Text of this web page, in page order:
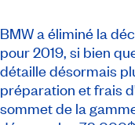
BMW a éliminé la
pour 2019, si bien
détaille désormais
préparation et frais
sommet de la